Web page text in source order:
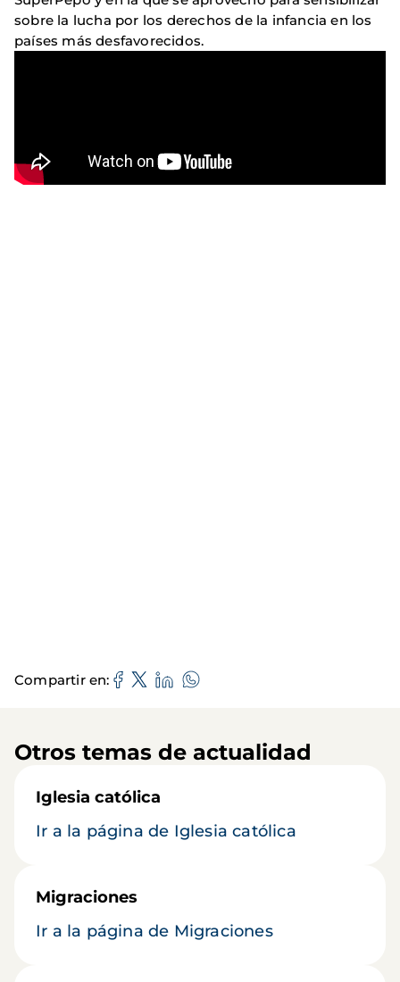
sobre la lucha por los derechos de la infancia en los
países más desfavorecidos.
Compartir en
Otros temas de actualidad
Iglesia católica
Ir a la página de Iglesia católica
Migraciones
Ir a la página de Migraciones